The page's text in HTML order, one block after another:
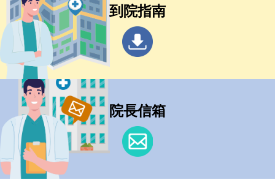
到院指南
院長信箱